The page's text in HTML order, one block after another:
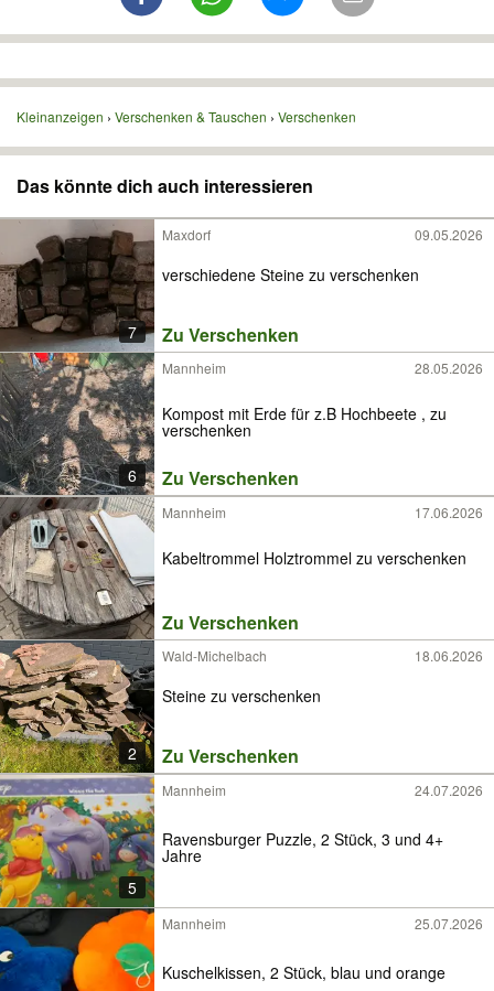
Kleinanzeigen Verschenken & Tauschen Verschenken
Das könnte dich auch interessieren
7
Maxdorf 09.05.2026
verschiedene Steine zu verschenken
Zu Verschenken
6
Mannheim 28.05.2026
Kompost mit Erde für z.B Hochbeete , zu
verschenken
Zu Verschenken
Mannheim 17.06.2026
Kabeltrommel Holztrommel zu verschenken
Zu Verschenken
2
Wald-Michelbach 18.06.2026
Steine zu verschenken
Zu Verschenken
5
Mannheim 24.07.2026
Ravensburger Puzzle, 2 Stück, 3 und 4+
Jahre
Mannheim 25.07.2026
Kuschelkissen, 2 Stück, blau und orange